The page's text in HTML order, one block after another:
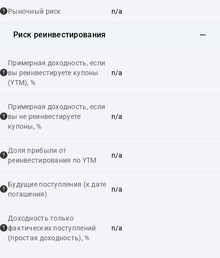
Рыночный риск n/a
Риск реинвестирования
Примерная доходность, если
вы реинвестируете купоны
(YTM), %
n/a
Примерная доходность, если
вы не реинвестируете
купоны, %
n/a
Доля прибыли от
реинвестирования по YTM
n/a
Будущие поступления (к дате
погашения)
n/a
Доходность только
фактических поступлений
(простая доходность), %
n/a